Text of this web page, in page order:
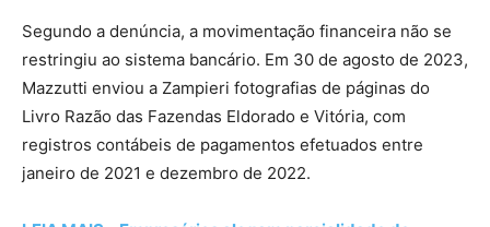
Segundo a denúncia, a movimentação financeira não se
restringiu ao sistema bancário. Em 30 de agosto de 2023,
Mazzutti enviou a Zampieri fotografias de páginas do
Livro Razão das Fazendas Eldorado e Vitória, com
registros contábeis de pagamentos efetuados entre
janeiro de 2021 e dezembro de 2022.